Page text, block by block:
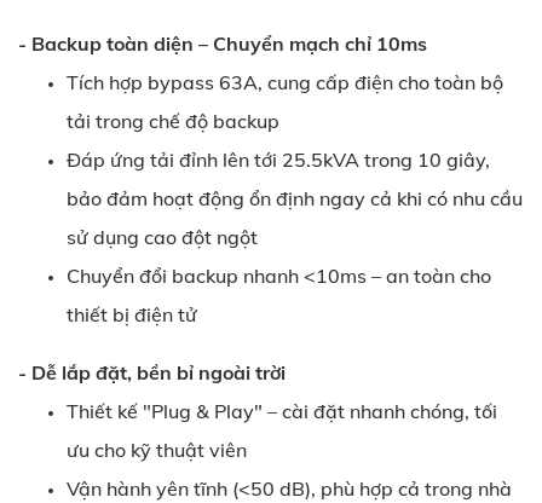
- Backup toàn diện – Chuyển mạch chỉ 10ms
Tích hợp bypass 63A, cung cấp điện cho toàn bộ
tải trong chế độ backup
Đáp ứng tải đỉnh lên tới 25.5kVA trong 10 giây,
bảo đảm hoạt động ổn định ngay cả khi có nhu cầu
sử dụng cao đột ngột
Chuyển đổi backup nhanh <10ms – an toàn cho
thiết bị điện tử
- Dễ lắp đặt, bền bỉ ngoài trời
Thiết kế "Plug & Play" – cài đặt nhanh chóng, tối
ưu cho kỹ thuật viên
Vận hành yên tĩnh (<50 dB), phù hợp cả trong nhà